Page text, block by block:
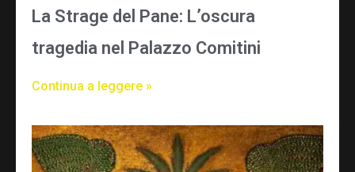
La Strage del Pane: L’oscura
tragedia nel Palazzo Comitini
Continua a leggere »